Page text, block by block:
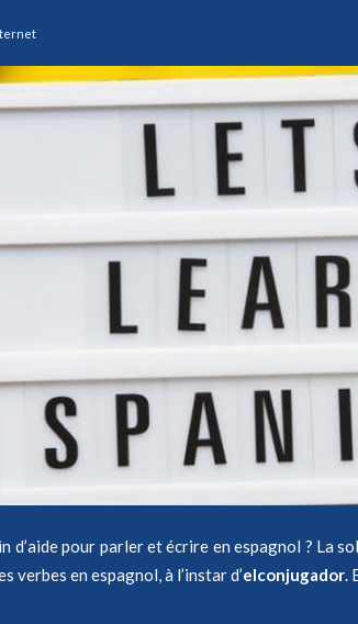
d’aide pour parler et écrire en espagnol ?
en espagnol, à l’instar d’elconjugador.